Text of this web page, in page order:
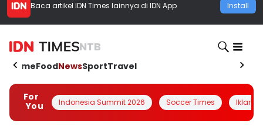
Baca artikel IDN Times lainnya di IDN App Install
NTB
HomeFoodNewsSportTravel
For
You
Indonesia Summit 2026 Soccer Times Iklanin